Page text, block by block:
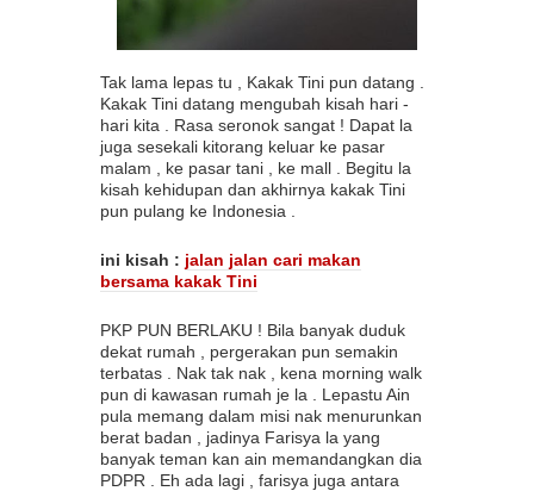
Tak lama lepas tu , Kakak Tini pun datang .
Kakak Tini datang mengubah kisah hari -
hari kita . Rasa seronok sangat ! Dapat la
juga sesekali kitorang keluar ke pasar
malam , ke pasar tani , ke mall . Begitu la
kisah kehidupan dan akhirnya kakak Tini
pun pulang ke Indonesia .
ini kisah : jalan jalan cari makan
bersama kakak Tini
PKP PUN BERLAKU ! Bila banyak duduk
dekat rumah , pergerakan pun semakin
terbatas . Nak tak nak , kena morning walk
pun di kawasan rumah je la . Lepastu Ain
pula memang dalam misi nak menurunkan
berat badan , jadinya Farisya la yang
banyak teman kan ain memandangkan dia
PDPR . Eh ada lagi , farisya juga antara